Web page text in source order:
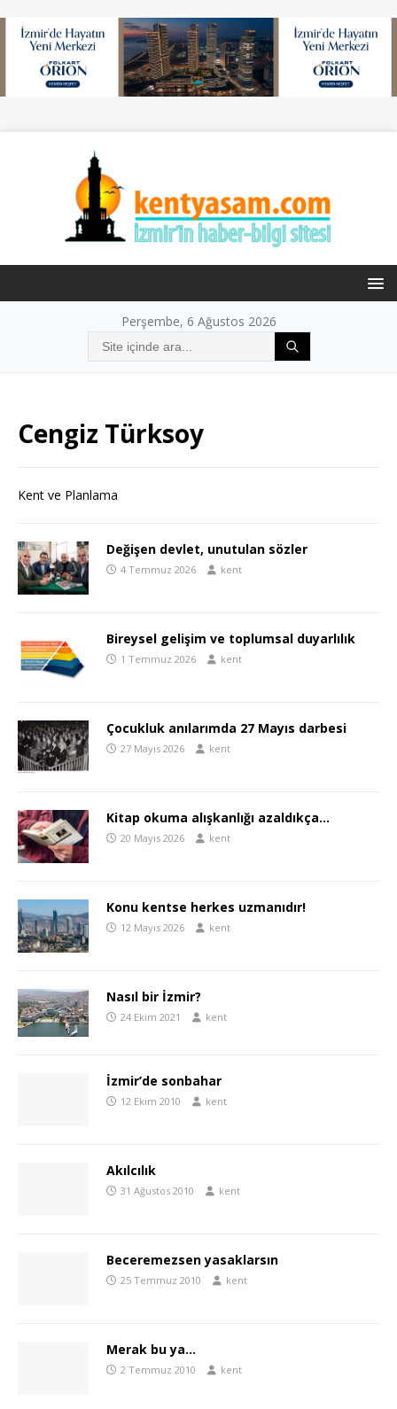
Perşembe, 6 Ağustos 2026
Cengiz Türksoy
Kent ve Planlama
Değişen devlet, unutulan sözler
4 Temmuz 2026 kent
Bireysel gelişim ve toplumsal duyarlılık
1 Temmuz 2026 kent
Çocukluk anılarımda 27 Mayıs darbesi
27 Mayıs 2026 kent
Kitap okuma alışkanlığı azaldıkça…
20 Mayıs 2026 kent
Konu kentse herkes uzmanıdır!
12 Mayıs 2026 kent
Nasıl bir İzmir?
24 Ekim 2021 kent
İzmir’de sonbahar
12 Ekim 2010 kent
Akılcılık
31 Ağustos 2010 kent
Beceremezsen yasaklarsın
25 Temmuz 2010 kent
Merak bu ya…
2 Temmuz 2010 kent